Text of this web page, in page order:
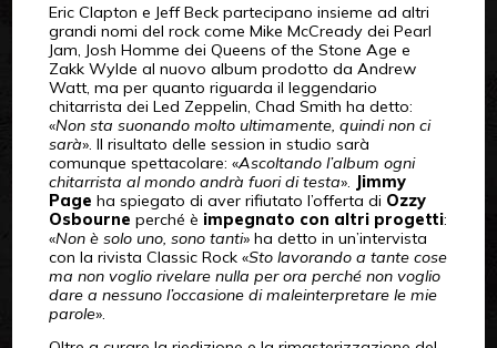
Eric Clapton e Jeff Beck partecipano insieme ad altri
grandi nomi del rock come Mike McCready dei Pearl
Jam, Josh Homme dei Queens of the Stone Age e
Zakk Wylde al nuovo album prodotto da Andrew
Watt, ma per quanto riguarda il leggendario
chitarrista dei Led Zeppelin, Chad Smith ha detto:
«Non sta suonando molto ultimamente, quindi non ci
sarà». Il risultato delle session in studio sarà
comunque spettacolare: «Ascoltando l’album ogni
chitarrista al mondo andrà fuori di testa». Jimmy
Page ha spiegato di aver rifiutato l’offerta di Ozzy
Osbourne perché è impegnato con altri progetti:
«Non è solo uno, sono tanti» ha detto in un’intervista
con la rivista Classic Rock «Sto lavorando a tante cose
ma non voglio rivelare nulla per ora perché non voglio
dare a nessuno l’occasione di maleinterpretare le mie
parole».